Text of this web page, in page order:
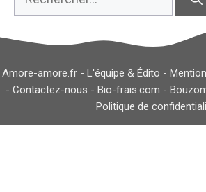
Amore-amore.fr - L'équipe & Édito -
- Contactez-nous - Bio-frais.com -
Politique de